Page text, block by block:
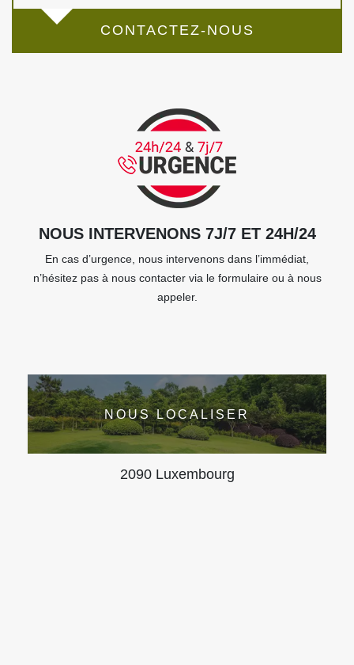
CONTACTEZ-NOUS
NOUS INTERVENONS 7J/7 ET 24H/24
En cas d’urgence, nous intervenons dans l’immédiat,
n’hésitez pas à nous contacter via le formulaire ou à nous
appeler.
NOUS LOCALISER
2090 Luxembourg